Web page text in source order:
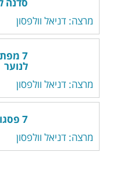
מרצה: דניאל וולפסון
7
לנוער
מרצה: דניאל וולפסון
7 פסגות להצלחה
מרצה: דניאל וולפסון